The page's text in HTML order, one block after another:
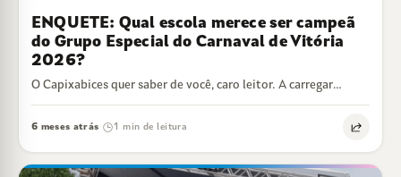
ENQUETE: Qual escola merece ser campeã
do Grupo Especial do Carnaval de Vitória
2026?
O Capixabices quer saber de você, caro leitor. A carregar…
6 meses atrás 1 min de leitura